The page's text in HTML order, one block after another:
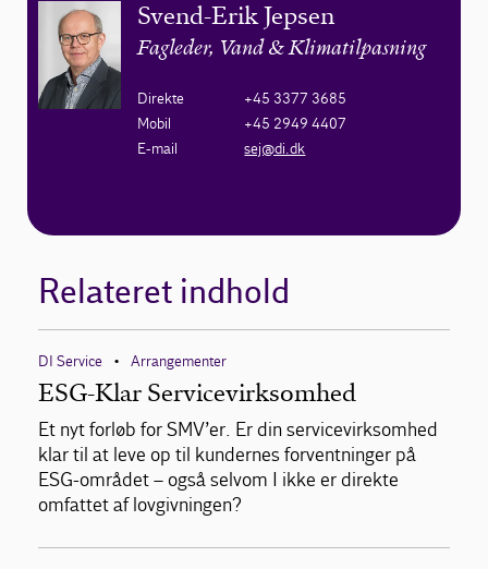
Svend-Erik Jepsen
Fagleder, Vand & Klimatilpasning
Direkte
+45 3377 3685
Mobil
+45 2949 4407
E-mail
sej@di.dk
Relateret indhold
DI Service • Arrangementer
ESG-Klar Servicevirksomhed
Et nyt forløb for SMV’er. Er din servicevirksomhed
klar til at leve op til kundernes forventninger på
ESG-området – også selvom I ikke er direkte
omfattet af lovgivningen?